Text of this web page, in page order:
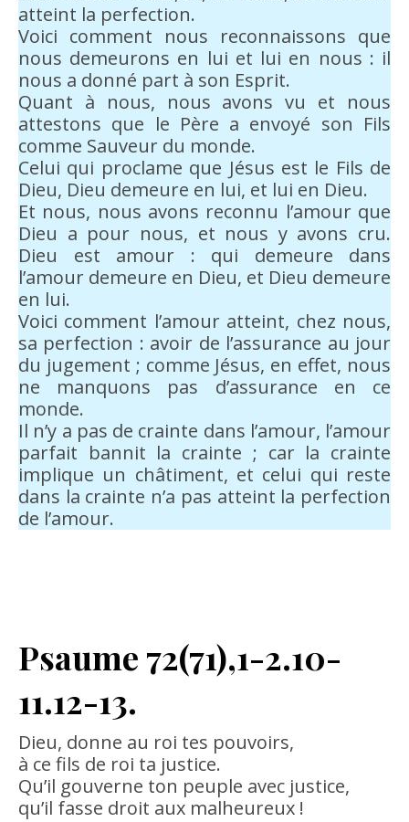
atteint la perfection.
Voici comment nous reconnaissons que
nous demeurons en lui et lui en nous : il
nous a donné part à son Esprit.
Quant à nous, nous avons vu et nous
attestons que le Père a envoyé son Fils
comme Sauveur du monde.
Celui qui proclame que Jésus est le Fils de
Dieu, Dieu demeure en lui, et lui en Dieu.
Et nous, nous avons reconnu l’amour que
Dieu a pour nous, et nous y avons cru.
Dieu est amour : qui demeure dans
l’amour demeure en Dieu, et Dieu demeure
en lui.
Voici comment l’amour atteint, chez nous,
sa perfection : avoir de l’assurance au jour
du jugement ; comme Jésus, en effet, nous
ne manquons pas d’assurance en ce
monde.
Il n’y a pas de crainte dans l’amour, l’amour
parfait bannit la crainte ; car la crainte
implique un châtiment, et celui qui reste
dans la crainte n’a pas atteint la perfection
de l’amour.
Psaume 72(71),1-2.10-
11.12-13.
Dieu, donne au roi tes pouvoirs,
à ce fils de roi ta justice.
Qu’il gouverne ton peuple avec justice,
qu’il fasse droit aux malheureux !